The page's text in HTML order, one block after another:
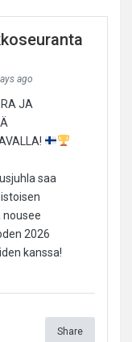
ago
JA
saa
nousee
2026
kanssa!
Share